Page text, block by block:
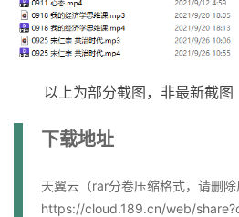
以上为部分截图，非最新截图
下载地址
天翼云（rar分卷压缩格式，请删
https://cloud.189.cn/web/